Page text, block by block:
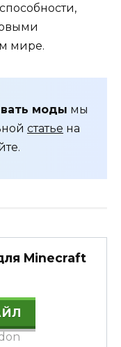
мире.
моды мы
статье на
Minecraft